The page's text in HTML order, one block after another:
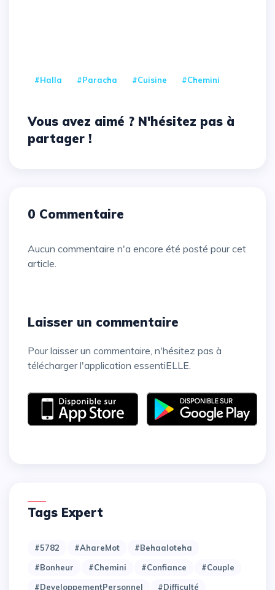
#Halla #Paracha #cuisine #Chemini
Vous avez aimé ? N'hésitez pas à
partager !
0 Commentaire
Aucun commentaire n'a encore été posté pour cet
article.
Laisser un commentaire
Pour laisser un commentaire, n'hésitez pas à
télécharger l'application essentiELLE.
Tags Expert
#5782 #AhareMot
#Behaaloteha
#Bonheur
#Chemini #Confiance
#Couple
#DeveloppementPersonnel
#Difficulté